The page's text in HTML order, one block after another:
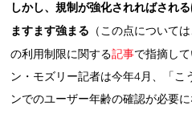
しかし、規制が強化されればされ
ますます強まる （この点について
の利用制限に関する記事で指摘し
ン・モズリー記者は今年4月、「こ
ンでのユーザー年齢の確認が必要